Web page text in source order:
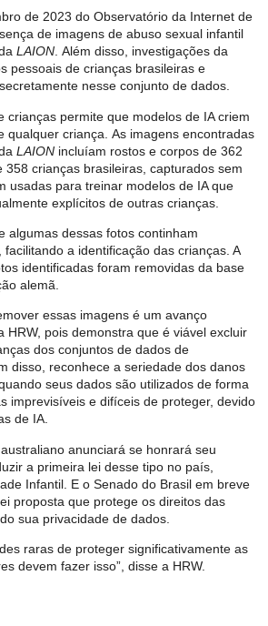
de 2023 do Observatório da Internet de
de imagens de abuso sexual infantil
LAION . Além disso, investigações da
pessoais de crianças brasileiras e
nesse conjunto de dados.
crianças permite que modelos de IA criem
qualquer criança. As imagens encontradas
LAION incluíam rostos e corpos de 362
358 crianças brasileiras, capturados sem
usadas para treinar modelos de IA que
explícitos de outras crianças.
algumas dessas fotos continham
a identificação das crianças. A
identificadas foram removidas da base
alemã.
essas imagens é um avanço
HRW, pois demonstra que é viável excluir
dos conjuntos de dados de
disso, reconhece a seriedade dos danos
seus dados são utilizados de forma
imprevisíveis e difíceis de proteger, devido
de IA.
anunciará se honrará seu
a primeira lei desse tipo no país,
Infantil. E o Senado do Brasil em breve
proposta que protege os direitos das
sua privacidade de dados.
raras de proteger significativamente as
devem fazer isso”, disse a HRW.